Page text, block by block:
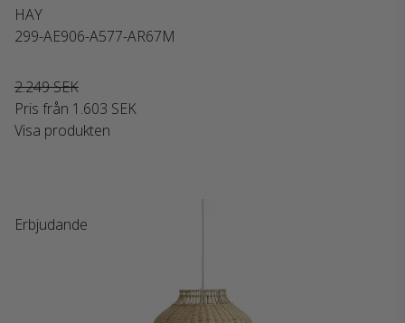
HAY
299-AE906-A577-AR67M
2.249 SEK
Pris från 1.603 SEK
Visa produkten
Erbjudande